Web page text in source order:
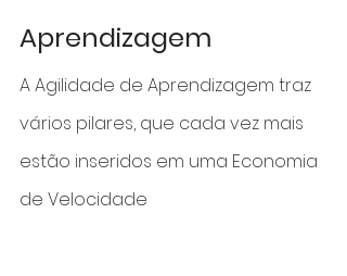
Aprendizagem
A Agilidade de Aprendizagem traz
vários pilares, que cada vez mais
estão inseridos em uma Economia
de Velocidade